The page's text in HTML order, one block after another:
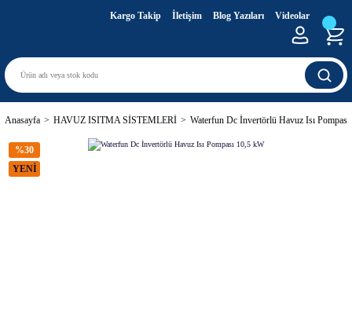
Kargo Takip İletişim Blog Yazıları Videolar
Anasayfa HAVUZ ISITMA SİSTEMLERİ Waterfun Dc İnvertörlü Havuz Isı
%30
YENİ